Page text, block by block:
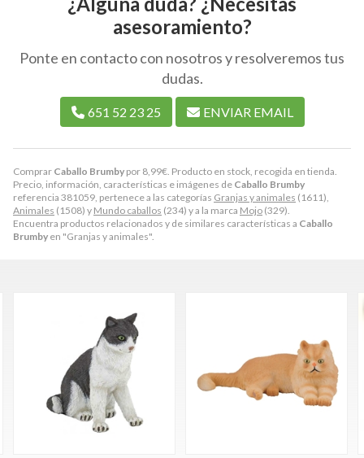
Comprar Caballo Brumby por 8,99€ . Producto en stock, recogida en tienda.
Precio, información, características e imágenes de Caballo Brumby
referencia 381059, pertenece a las categorías Granjas y animales (1611),
Animales (1508) y Mundo caballos (234) y a la marca Mojo (329).
Encuentra productos relacionados y de similares características a Caballo
Brumby en "Granjas y animales".
asesoramiento?
Ponte en contacto con nosotros y resolveremos tus
dudas.
651 52 23 25 ENVIAR EMAIL